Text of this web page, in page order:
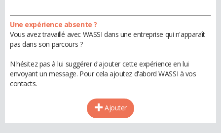
Une expérience absente ?
Vous avez travaillé avec WASSI dans une entreprise qui n'apparaît
pas dans son parcours ?
N'hésitez pas à lui suggérer d'ajouter cette expérience en lui
envoyant un message. Pour cela ajoutez d'abord WASSI à vos
contacts.
Ajouter